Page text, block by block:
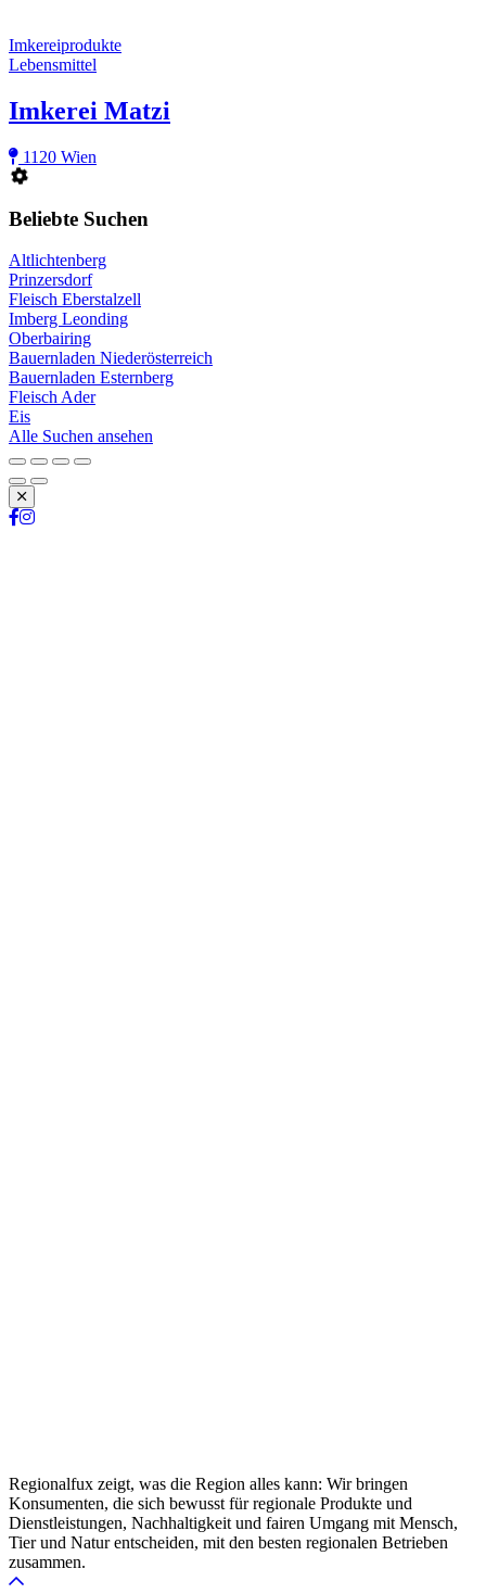
Imkereiprodukte
Lebensmittel
Imkerei Matzi
1120 Wien
Beliebte Suchen
Altlichtenberg
Prinzersdorf
Fleisch Eberstalzell
Imberg Leonding
Oberbairing
Bauernladen Niederösterreich
Bauernladen Esternberg
Fleisch Ader
Eis
Alle Suchen ansehen
Schließen
Regionalfux zeigt, was die Region alles kann: Wir bringen
Konsumenten, die sich bewusst für regionale Produkte und
Dienstleistungen, Nachhaltigkeit und fairen Umgang mit Mensch,
Tier und Natur entscheiden, mit den besten regionalen Betrieben
zusammen.